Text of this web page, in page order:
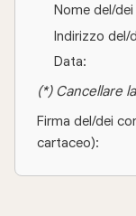
Nome del/
Indirizzo del/
Data:
(*) Cancellare
Firma del/dei
cartaceo):